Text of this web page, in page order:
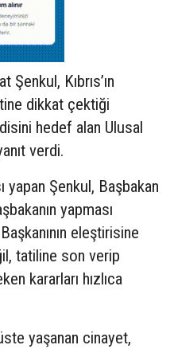
Kıbrıs’ın
dikkat çektiği
hedef alan Ulusal
verdi.
yapan Şenkul, Başbakan
yapması
eleştirisine
tatiline son verip
kararları hızlıca
yaşanan cinayet,